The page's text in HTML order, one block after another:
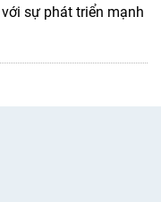
sự phát triển mạnh